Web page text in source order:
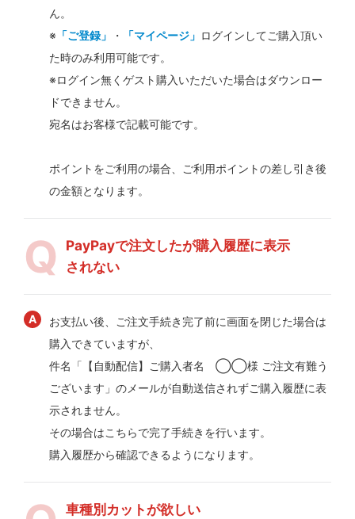
ん。
※ 「ご登録」 ・ 「マイページ」 ログインしてご購入頂い
た時のみ利用可能です。
※ログイン無くゲスト購入いただいた場合はダウンロー
ドできません。
宛名はお客様で記載可能です。
ポイントをご利用の場合、ご利用ポイントの差し引き後
の金額となります。
PayPayで注文したが購入履歴に表示
されない
お支払い後、ご注文手続き完了前に画面を閉じた場合は
購入できていますが、
件名「【自動配信】ご購入者名 ◯◯様 ご注文有難う
ございます」のメールが自動送信されずご購入履歴に表
示されません。
その場合はこちらで完了手続きを行います。
購入履歴から確認できるようになります。
車種別カットが欲しい